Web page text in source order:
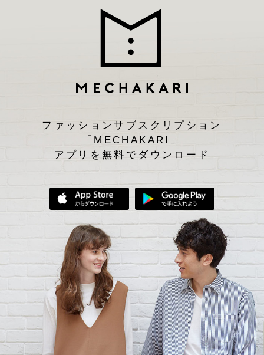
ファッションサブスクリプション
「MECHAKARI」
アプリを無料でダウンロード
App Storeからダウンロード